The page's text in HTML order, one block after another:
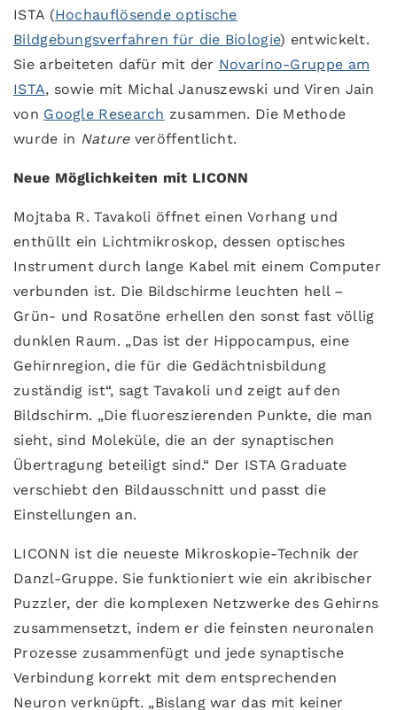
ISTA (Hochauflösende optische
Bildgebungsverfahren für die Biologie) entwickelt.
Sie arbeiteten dafür mit der Novarino-Gruppe am
ISTA, sowie mit Michal Januszewski und Viren Jain
von Google Research zusammen. Die Methode
wurde in Nature veröffentlicht.
Neue Möglichkeiten mit LICONN
Mojtaba R. Tavakoli öffnet einen Vorhang und
enthüllt ein Lichtmikroskop, dessen optisches
Instrument durch lange Kabel mit einem Computer
verbunden ist. Die Bildschirme leuchten hell –
Grün- und Rosatöne erhellen den sonst fast völlig
dunklen Raum. „Das ist der Hippocampus, eine
Gehirnregion, die für die Gedächtnisbildung
zuständig ist“, sagt Tavakoli und zeigt auf den
Bildschirm. „Die fluoreszierenden Punkte, die man
sieht, sind Moleküle, die an der synaptischen
Übertragung beteiligt sind.“ Der ISTA Graduate
verschiebt den Bildausschnitt und passt die
Einstellungen an.
LICONN ist die neueste Mikroskopie-Technik der
Danzl-Gruppe. Sie funktioniert wie ein akribischer
Puzzler, der die komplexen Netzwerke des Gehirns
zusammensetzt, indem er die feinsten neuronalen
Prozesse zusammenfügt und jede synaptische
Verbindung korrekt mit dem entsprechenden
Neuron verknüpft. „Bislang war das mit keiner